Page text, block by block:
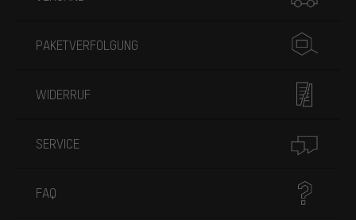
PAKETVERFOLGUNG
WIDERRUF
SERVICE
FAQ